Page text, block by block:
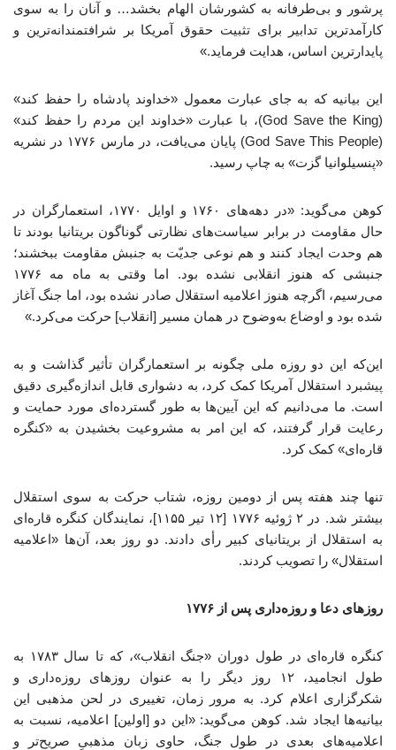
پرشور و بی‌طرفانه به کشورشان الهام بخشد… و آنان را به سوی
کارآمدترین تدابیر برای تثبیت حقوق آمریکا بر شرافتمندانه‌ترین و
پایدارترین اساس، هدایت فرماید.»
این بیانیه که به‌ جای عبارت معمول «خداوند پادشاه را حفظ کند»
(God Save the King)، با عبارت «خداوند این مردم را حفظ کند»
(God Save This People) پایان می‌یافت، در مارس ۱۷۷۶ در نشریه
«پنسیلوانیا گزت» به چاپ رسید.
کوهن می‌گوید: «در دهه‌های ۱۷۶۰ و اوایل ۱۷۷۰، استعمارگران در
حال مقاومت در برابر سیاست‌های نظارتی گوناگون بریتانیا بودند تا
هم وحدت ایجاد کنند و هم نوعی جدیّت به جنبش مقاومت ببخشند؛
جنبشی که هنوز انقلابی نشده بود. اما وقتی به ماه مه ۱۷۷۶
می‌رسیم، اگرچه هنوز اعلامیه استقلال صادر نشده بود، اما جنگ آغاز
شده بود و اوضاع به‌وضوح در همان مسیر [انقلاب] حرکت می‌کرد.»
این‌که این دو روزه ملی چگونه بر استعمارگران تأثیر گذاشت و به
پیشبرد استقلال آمریکا کمک کرد، به دشواری قابل اندازه‌گیری دقیق
است. ما می‌دانیم که این آیین‌ها به طور گسترده‌ای مورد حمایت و
رعایت قرار گرفتند، که این امر به مشروعیت بخشیدن به «کنگره
قاره‌ای» کمک کرد.
تنها چند هفته پس از دومین روزه، شتاب حرکت به سوی استقلال
بیشتر شد. در ۲ ژوئیه ۱۷۷۶ [۱۲ تیر ۱۱۵۵]، نمایندگان کنگره قاره‌ای
به استقلال از بریتانیای کبیر رأی دادند. دو روز بعد، آن‌ها «اعلامیه
استقلال» را تصویب کردند.
روزهای دعا و روزه‌داری پس از ۱۷۷۶
کنگره قاره‌ای در طول دوران «جنگ انقلاب»، که تا سال ۱۷۸۳ به
طول انجامید، ۱۲ روز دیگر را به عنوان روزهای روزه‌داری و
شکرگزاری اعلام کرد. به مرور زمان، تغییری در لحن مذهبی این
بیانیه‌ها ایجاد شد. کوهن می‌گوید: «این دو [اولین] اعلامیه، نسبت به
اعلامیه‌های بعدی در طول جنگ، حاوی زبان مذهبیِ صریح‌تر و